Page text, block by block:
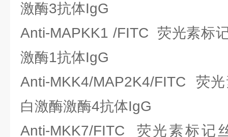
激酶3抗体IgG
Anti-MAPKK1 /FITC 荧光素标
激酶1抗体IgG
Anti-MKK4/MAP2K4/FITC 荧
白激酶激酶4抗体IgG
Anti-MKK7/FITC 荧光素标记